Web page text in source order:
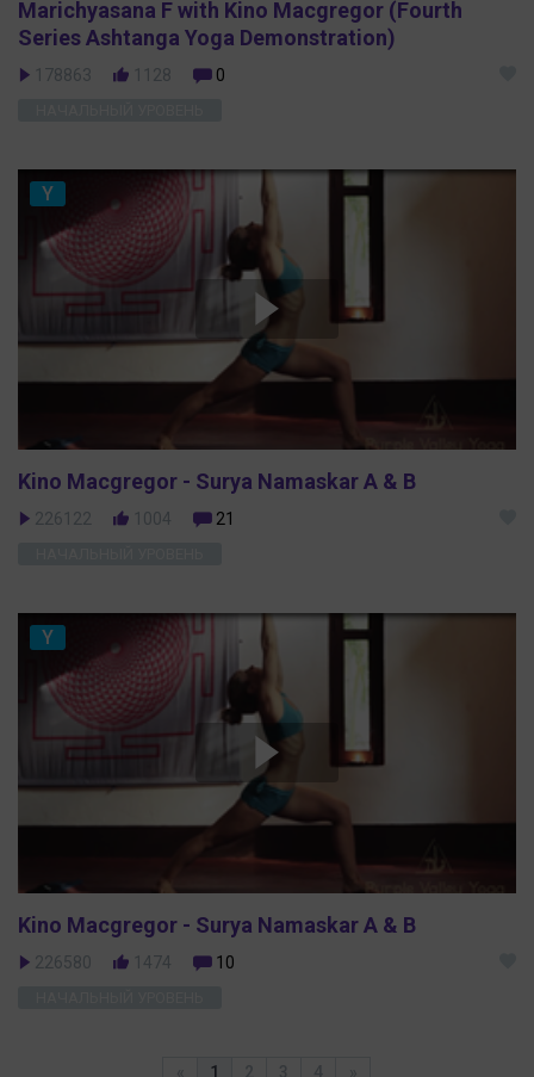
Marichyasana F with Kino Macgregor (Fourth
Series Ashtanga Yoga Demonstration)
178863 1128 0
Y
Kino Macgregor - Surya Namaskar A & B
226122 1004 21
Y
Kino Macgregor - Surya Namaskar A & B
226580 1474 10
« 1 2 3 4 »